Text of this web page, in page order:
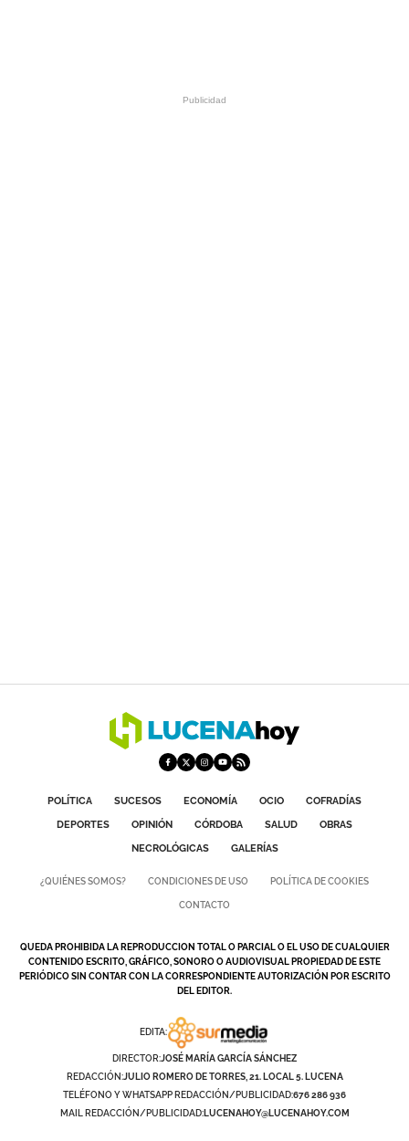
POLÍTICA SUCESOS ECONOMÍA OCIO
COFRADÍAS
DEPORTES
OPINIÓN CÓRDOBA SALUD
OBRAS
NECROLÓGICAS
GALERÍAS
¿QUIÉNES SOMOS? CONDICIONES DE USO POLÍTICA DE COOKIES
CONTACTO
QUEDA PROHIBIDA LA REPRODUCCION TOTAL O PARCIAL O EL USO DE CUALQUIER
CONTENIDO ESCRITO, GRÁFICO, SONORO O AUDIOVISUAL PROPIEDAD DE ESTE
PERIÓDICO SIN CONTAR CON LA CORRESPONDIENTE AUTORIZACIÓN POR ESCRITO
DEL EDITOR.
EDITA:
DIRECTOR:JOSÉ MARÍA GARCÍA SÁNCHEZ
REDACCIÓN:JULIO ROMERO DE TORRES, 21. LOCAL 5. LUCENA
TELÉFONO Y WHATSAPP REDACCIÓN/PUBLICIDAD:676 286 936
MAIL REDACCIÓN/PUBLICIDAD:LUCENAHOY@LUCENAHOY.COM